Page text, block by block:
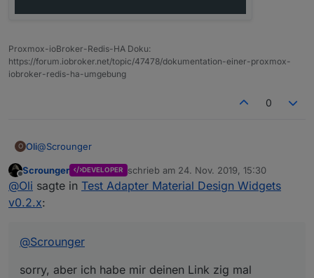
Proxmox-ioBroker-Redis-HA Doku:
https://forum.iobroker.net/topic/47478/dokumentation-einer-proxmox-
iobroker-redis-ha-umgebung
0
O Oli@Scrounger
sorry, aber ich habe mir deinen Link zig mal durchgelesen,
aber anscheinend reicht mein Horizont dafür nicht aus.
Wäre nett wenn du mir da etwas unter die Arme greifen
Was müsste ich in der Option 'time formats of x-axis'
dass man die Höhe nicht ändern kann, ist das nur bei mir
Offline
Scrounger DEVELOPER schrieb am 24. Nov. 2019, 15:30
zuletzt editiert von
@Oli sagte in Test Adapter Material Design Widgets
v0.2.x:
@Scrounger
sorry, aber ich habe mir deinen Link zig mal